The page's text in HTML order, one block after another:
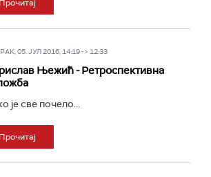
Прочитај
05. ЈУЛ 2016, 14:19 -> 12:33
Њежић - Ретроспективна
је све почело...
Прочитај